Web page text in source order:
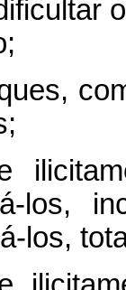
los,
los,